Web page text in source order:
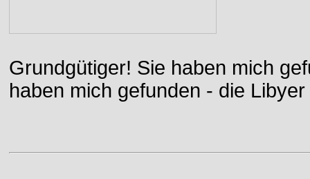
Grundgütiger! Sie haben mich
haben mich gefunden - die